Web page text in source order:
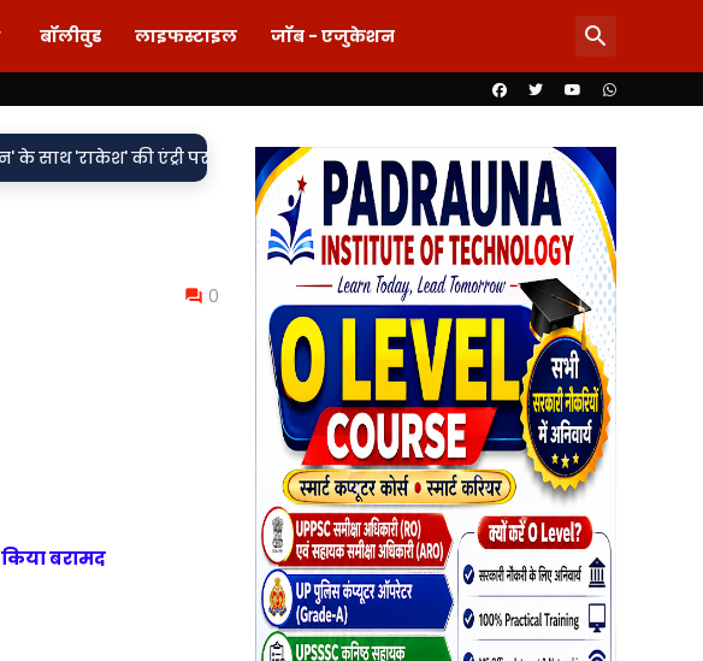
बॉलीवुड लाइफस्टाइल जॉब - एजुकेशन
एंट्री पर सवाल• वर्दी पर दाग! लड़की-शराब की मांग और महिला से बदसलूकी के आरोप में दो
0
बरामद